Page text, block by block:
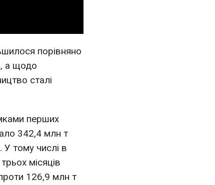
порівняно
а щодо
сталі
перших
342,4 млн т
У тому числі в
місяців
126,9 млн т